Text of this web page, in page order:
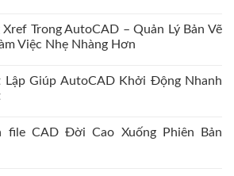
Trong AutoCAD – Quản Lý Bản Vẽ
Việc Nhẹ Nhàng Hơn
Lập Giúp AutoCAD Khởi Động Nhanh
file CAD Đời Cao Xuống Phiên Bản